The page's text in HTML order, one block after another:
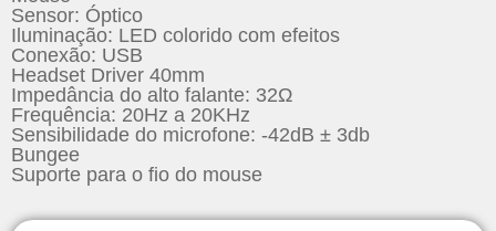
Sensor: Óptico
Iluminação: LED colorido com efeitos
Conexão: USB
Headset Driver 40mm
Impedância do alto falante: 32Ω
Frequência: 20Hz a 20KHz
Sensibilidade do microfone: -42dB ± 3db
Bungee
Suporte para o fio do mouse